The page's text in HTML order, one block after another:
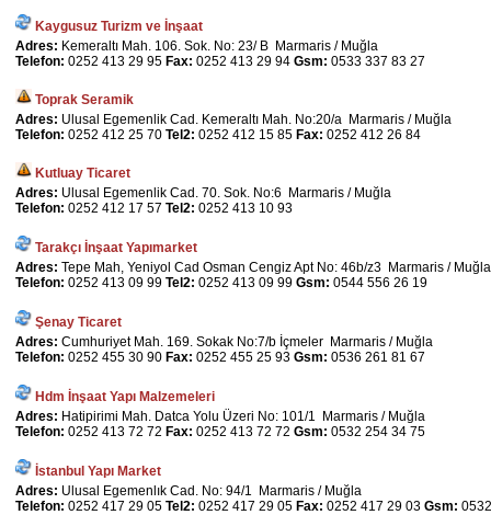
Kaygusuz Turizm ve İnşaat
Adres: Kemeraltı Mah. 106. Sok. No: 23/ B Marmaris / Muğla
Telefon: 0252 413 29 95 Fax: 0252 413 29 94 Gsm: 0533 337 83 27
Toprak Seramik
Adres: Ulusal Egemenlik Cad. Kemeraltı Mah. No:20/a Marmaris / Muğla
Telefon: 0252 412 25 70 Tel2: 0252 412 15 85 Fax: 0252 412 26 84
Kutluay Ticaret
Adres: Ulusal Egemenlik Cad. 70. Sok. No:6 Marmaris / Muğla
Telefon: 0252 412 17 57 Tel2: 0252 413 10 93
Tarakçı İnşaat Yapımarket
Adres: Tepe Mah, Yeniyol Cad Osman Cengiz Apt No: 46b/z3 Marmaris / Muğla
Telefon: 0252 413 09 99 Tel2: 0252 413 09 99 Gsm: 0544 556 26 19
Şenay Ticaret
Adres: Cumhuriyet Mah. 169. Sokak No:7/b İçmeler Marmaris / Muğla
Telefon: 0252 455 30 90 Fax: 0252 455 25 93 Gsm: 0536 261 81 67
Hdm İnşaat Yapı Malzemeleri
Adres: Hatipirimi Mah. Datca Yolu Üzeri No: 101/1 Marmaris / Muğla
Telefon: 0252 413 72 72 Fax: 0252 413 72 72 Gsm: 0532 254 34 75
İstanbul Yapı Market
Adres: Ulusal Egemenlık Cad. No: 94/1 Marmaris / Muğla
Telefon: 0252 417 29 05 Tel2: 0252 417 29 05 Fax: 0252 417 29 03 Gsm: